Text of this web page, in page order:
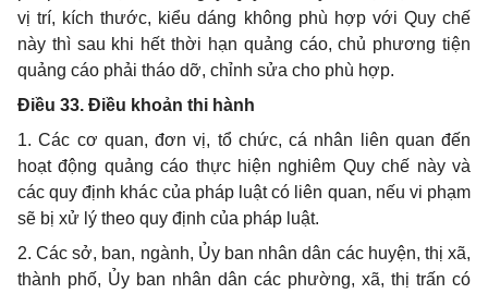
vị trí, kích thước, kiểu dáng không phù hợp với Quy chế
này thì sau khi hết thời hạn quảng cáo, chủ phương tiện
quảng cáo phải tháo dỡ, chỉnh sửa cho phù hợp.
Điều 33. Điều khoản thi hành
1. Các cơ quan, đơn vị, tổ chức, cá nhân liên quan đến
hoạt động quảng cáo thực hiện nghiêm Quy chế này và
các quy định khác của pháp luật có liên quan, nếu vi phạm
sẽ bị xử lý theo quy định của pháp luật.
2. Các sở, ban, ngành, Ủy ban nhân dân các huyện, thị xã,
thành phố, Ủy ban nhân dân các phường, xã, thị trấn có